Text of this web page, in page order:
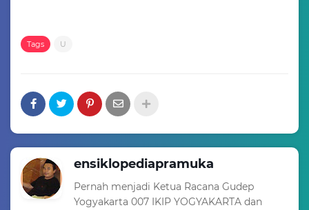
Tags U
ensiklopediapramuka
Pernah menjadi Ketua Racana Gudep
Yogyakarta 007 IKIP YOGYAKARTA dan